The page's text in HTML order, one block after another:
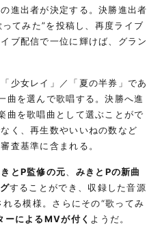
進出者が決定する。決勝進出者
てみた”を投稿し、再度ライブ
ブ配信で一位に輝けば、グラン
女レイ」／「夏の半券」であ
曲を選んで歌唱する。決勝へ進
曲を歌唱曲として選ぶことがで
く、再生数やいいねの数など
査基準に含まれる。
とP監修の元
みきとPの新曲
することができ、収録した音源
る模様。さらにその“歌ってみ
ーによるMVが付く ようだ。